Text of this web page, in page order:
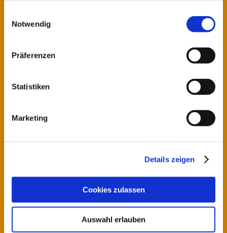
Notwendig
Präferenzen
Statistiken
Marketing
Details zeigen
Cookies zulassen
Auswahl erlauben
Erforderliche Felder sind mit*markiert
Kommentar
*